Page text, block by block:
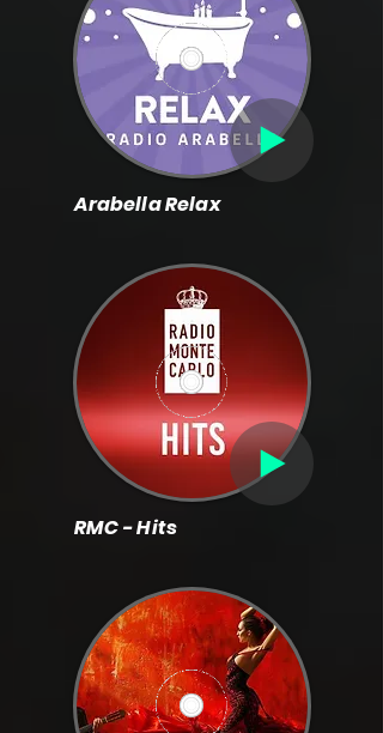
Arabella Relax
RMC - Hits